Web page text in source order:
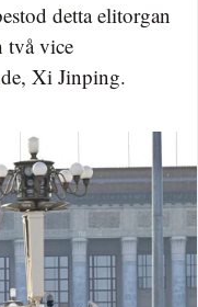
detta elitorgan
två vice
Xi Jinping.